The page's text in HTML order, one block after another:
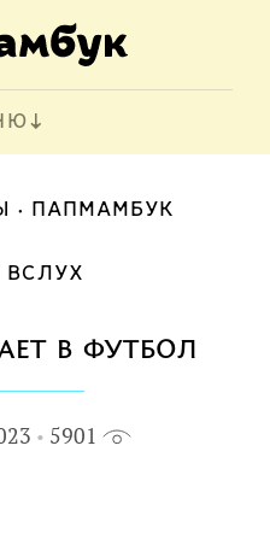
ПАПМАМБУК
ВСЛУХ
в футбол
5901